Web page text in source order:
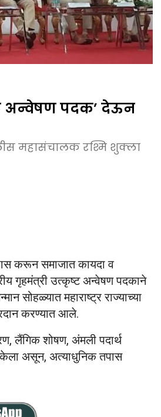
अन्वेषण पदक’ देऊन
महासंचालक रश्मि शुक्ला
करून समाजात कायदा व
गृहमंत्री उत्कृष्ट अन्वेषण पदकाने
सोहळ्यात महाराष्ट्र राज्याच्या
करण्यात आले.
लैंगिक शोषण, अंमली पदार्थ
केला असून, अत्याधुनिक तपास